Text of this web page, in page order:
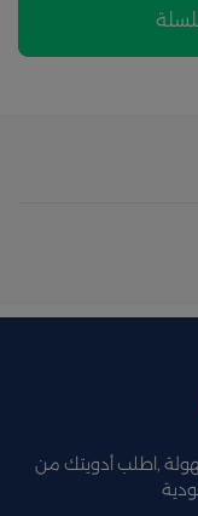
,اطلب أدويتك من